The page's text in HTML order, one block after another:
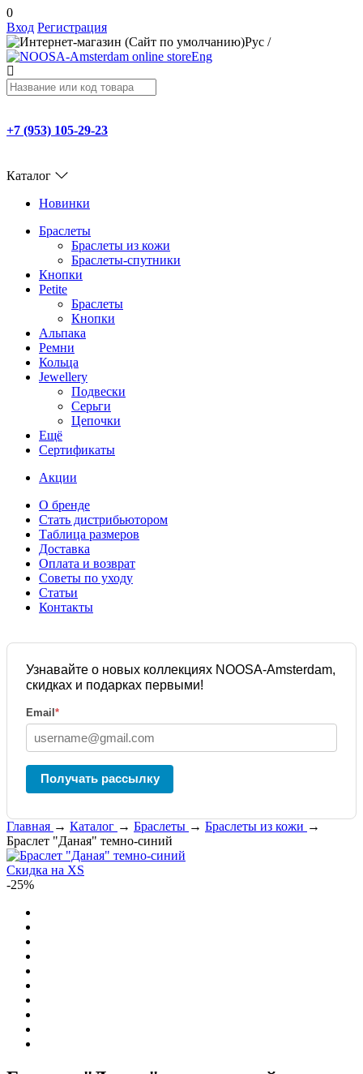
0
Вход Регистрация
Рус /
Eng
+7 (953) 105-29-23
Каталог
Новинки
Браслеты
Браслеты из кожи
Браслеты-спутники
Кнопки
Petite
Браслеты
Кнопки
Альпака
Ремни
Кольца
Jewellery
Подвески
Серьги
Цепочки
Ещё
Сертификаты
Акции
О бренде
Стать дистрибьютором
Таблица размеров
Доставка
Оплата и возврат
Советы по уходу
Статьи
Контакты
Узнавайте о новых коллекциях NOOSA-Amsterdam,
скидках и подарках первыми!
Email *
Получать рассылку
Главная → Каталог → Браслеты → Браслеты из кожи →
Браслет "Даная" темно-синий
Скидка на XS
-25%